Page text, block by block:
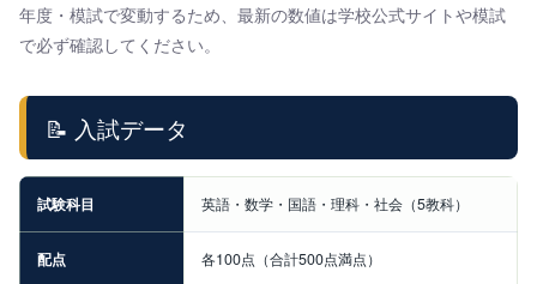
年度・模試で変動するため、最新の数値は学校公式サイトや模試
で必ず確認してください。
📝 入試データ
試験科目 英語・数学・国語・理科・社会（5教科）
配点 各100点（合計500点満点）